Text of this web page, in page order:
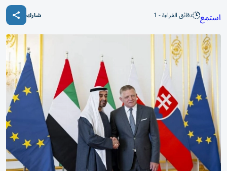
استمع دقائق القراءة - 1 شارك